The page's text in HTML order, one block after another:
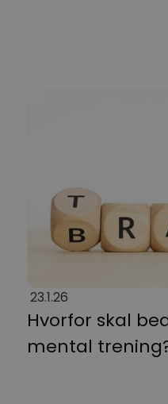
23.1.26
Hvorfor skal
mental